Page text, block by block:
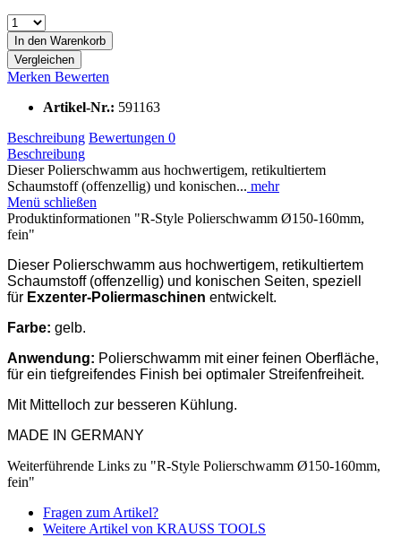
In den Warenkorb
Vergleichen
Merken Bewerten
Artikel-Nr.: 591163
Beschreibung Bewertungen 0
Beschreibung
Dieser Polierschwamm aus hochwertigem, retikultiertem
Schaumstoff (offenzellig) und konischen... mehr
Menü schließen
Produktinformationen "R-Style Polierschwamm Ø150-160mm,
fein"
Dieser Polierschwamm aus hochwertigem, retikultiertem
Schaumstoff (offenzellig) und konischen Seiten, speziell
für Exzenter-Poliermaschinen entwickelt.
Farbe: gelb.
Anwendung: Polierschwamm mit einer feinen Oberfläche,
für ein tiefgreifendes Finish bei optimaler Streifenfreiheit.
Mit Mittelloch zur besseren Kühlung.
MADE IN GERMANY
Weiterführende Links zu "R-Style Polierschwamm Ø150-160mm,
fein"
Fragen zum Artikel?
Weitere Artikel von KRAUSS TOOLS